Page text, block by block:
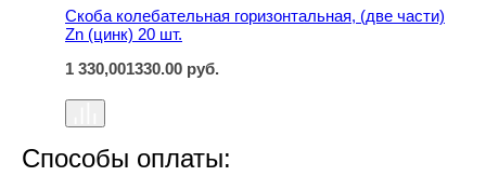
Скоба колебательная горизонтальная, (две части)
Zn (цинк) 20 шт.
1 330,001330.00 руб.
Способы оплаты: